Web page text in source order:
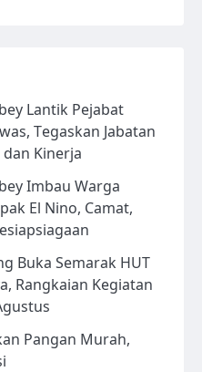
Lantik Pejabat
Tegaskan Jabatan
Kinerja
Imbau Warga
El Nino, Camat,
Buka Semarak HUT
Rangkaian Kegiatan
Pangan Murah,